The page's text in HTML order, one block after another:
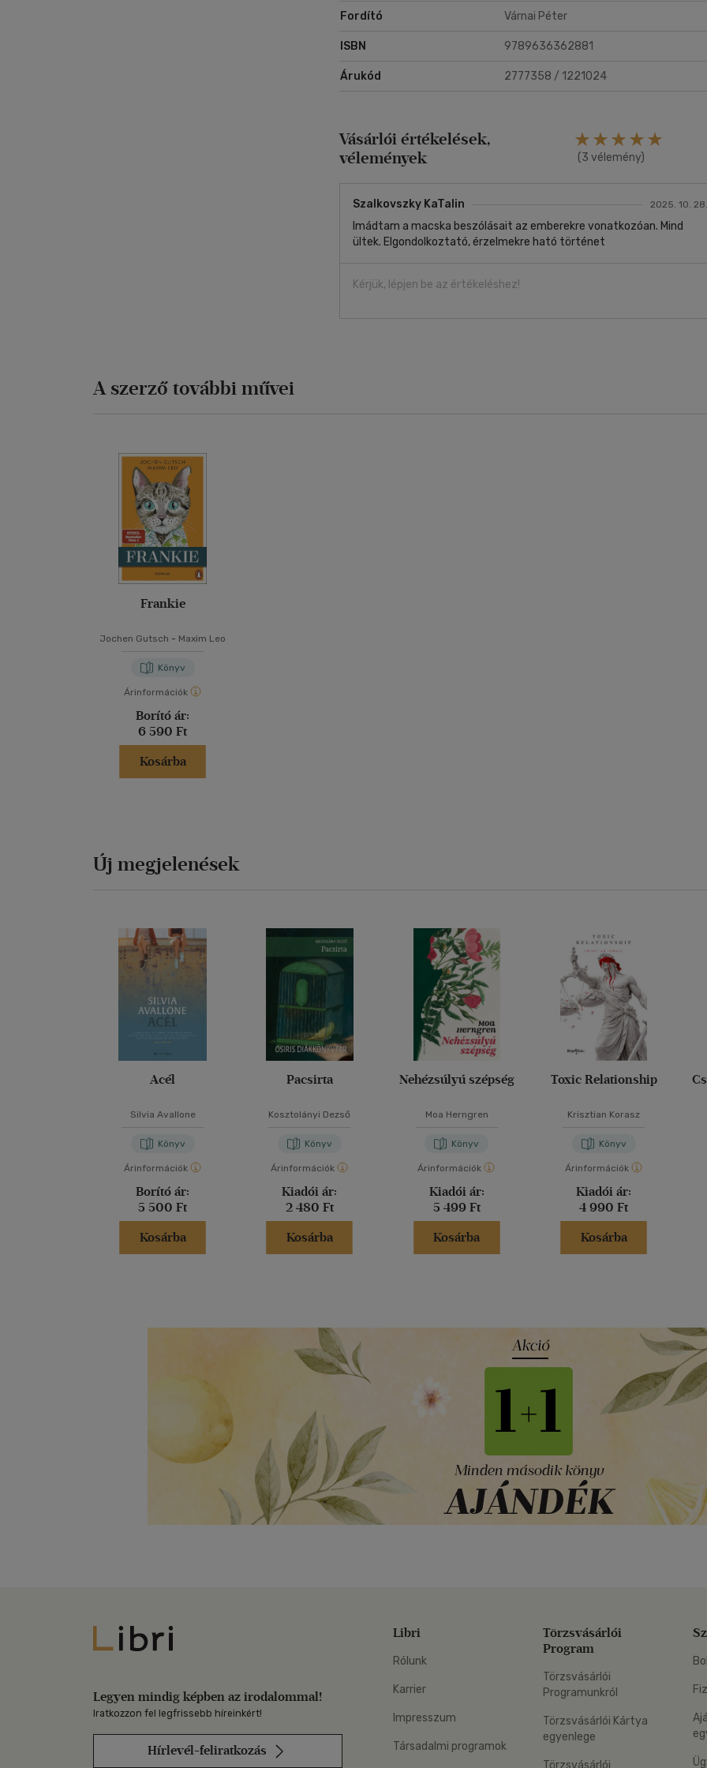
Fordító Várnai Péter
ISBN 9789636362881
Árukód 2777358 / 1221024
Vásárlói értékelések,
vélemények
(3 vélemény)
Szalkovszky KaTalin 2025. 10. 28.
Imádtam a macska beszólásait az emberekre vonatkozóan. Mind
ültek. Elgondolkoztató, érzelmekre ható történet
Kérjük, lépjen be az értékeléshez!
A szerző további művei
Frankie
Jochen Gutsch - Maxim Leo
Könyv
Árinformációk
Borító ár:
6 590 Ft
Kosárba
Új megjelenések
Acél
Silvia Avallone
Könyv
Árinformációk
Borító ár:
5 500 Ft
Kosárba
Pacsirta
Kosztolányi Dezső
Könyv
Árinformációk
Kiadói ár:
2 480 Ft
Kosárba
Nehézsúlyú szépség
Moa Herngren
Könyv
Árinformációk
Kiadói ár:
5 499 Ft
Kosárba
Toxic Relationship
Krisztian Korasz
Könyv
Árinformációk
Kiadói ár:
4 990 Ft
Kosárba
Libri
Legyen mindig képben az irodalommal!
Iratkozzon fel legfrissebb híreinkért!
Hírlevél-feliratkozás
Libri
Rólunk
Karrier
Impresszum
Társadalmi programok
Törzsvásárlói
Program
Törzsvásárlói
Programunkról
Törzsvásárlói Kártya
egyenlege
Törzsvásárlói